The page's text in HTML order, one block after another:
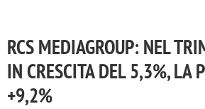
RCS MEDIAGROUP: NEL
IN CRESCITA DEL 5,3%, LA
+9,2%